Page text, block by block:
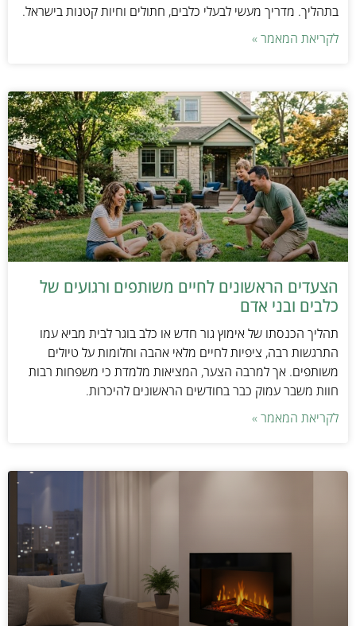
בתהליך. מדריך מעשי לבעלי כלבים, חתולים וחיות קטנות בישראל.
לקריאת המאמר »
הצעדים הראשונים לחיים משותפים ורגועים של
כלבים ובני אדם
תהליך הכנסתו של אימוץ גור חדש או כלב בוגר לבית מביא עמו
התרגשות רבה, ציפיות לחיים מלאי אהבה וחלומות על טיולים
משותפים. אך למרבה הצער, המציאות מלמדת כי משפחות רבות
חוות משבר עמוק כבר בחודשים הראשונים להיכרות.
לקריאת המאמר »